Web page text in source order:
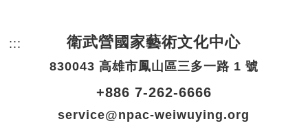
::: 頁尾網站資訊。
衛武營國家藝術文化中心
830043 高雄市鳳山區三多一路 1 號
+886 7-262-6666
service@npac-weiwuying.org